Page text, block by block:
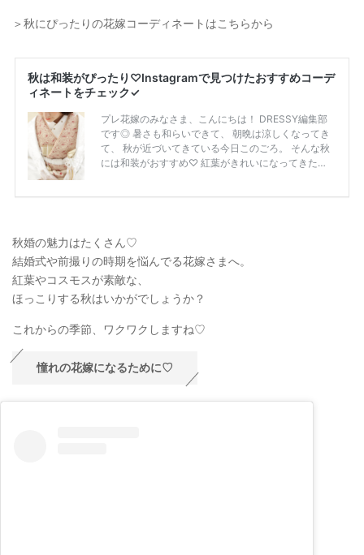
＞秋にぴったりの花嫁コーディネートはこちらから
秋婚の魅力はたくさん♡
結婚式や前撮りの時期を悩んでる花嫁さまへ。
紅葉やコスモスが素敵な、
ほっこりする秋はいかがでしょうか？
これからの季節、ワクワクしますね♡
憧れの花嫁になるために♡